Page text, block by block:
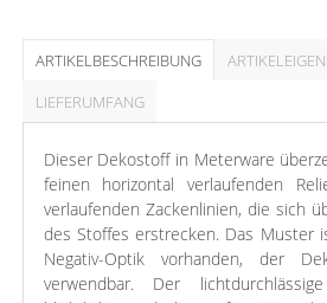
ARTIKELBESCHREIBUNG
LIEFERUMFANG
Dieser Dekostoff in Meterware
feinen horizontal verlaufenden
verlaufenden Zackenlinien, die sich
des Stoffes erstrecken. Das Muster
Negativ-Optik vorhanden, der
verwendbar. Der